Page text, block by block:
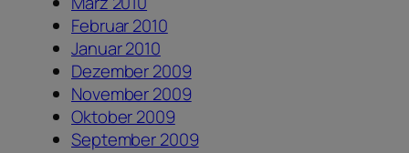
Februar 2010
Januar 2010
Dezember 2009
November 2009
Oktober 2009
September 2009